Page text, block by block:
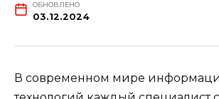
ОБНОВЛЕНО
03.12.2024
В современном мире